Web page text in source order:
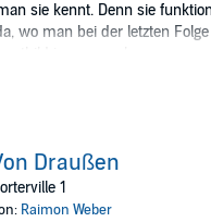
sie kennt. Denn sie
wo man bei der letzten
immer mehr
a division of Universal
Draußen
1
Raimon Weber